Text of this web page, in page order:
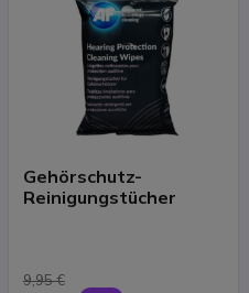
Gehörschutz-
Reinigungstücher
9,95 €